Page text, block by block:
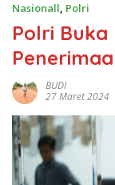
Nasionall, Polri
Polri Buka
BUDI
27 Maret 2024